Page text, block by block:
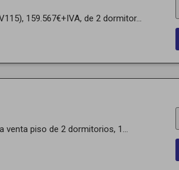
159.567€+IVA, de 2 dormitor...
venta piso de 2 dormitorios, 1...